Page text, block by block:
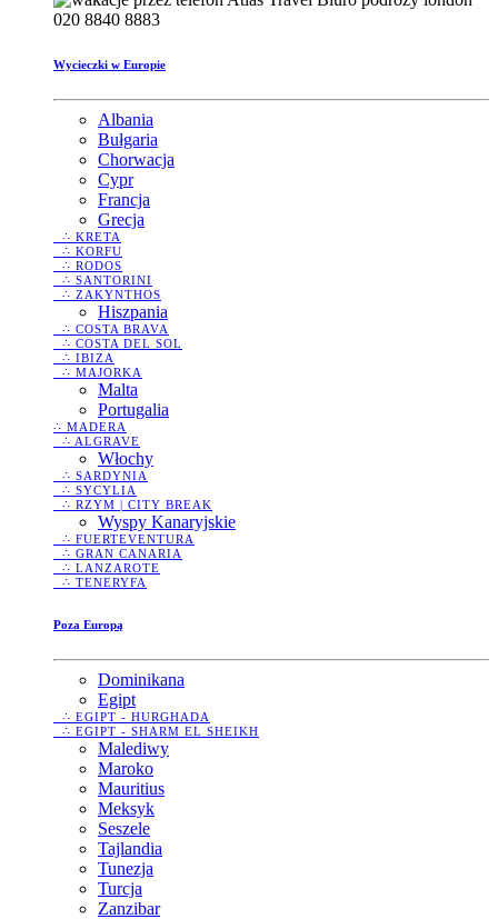
020 8840 8883
Wycieczki w Europie
Albania
Bułgaria
Chorwacja
Cypr
Francja
Grecja
∴ KRETA
∴ KORFU
∴ RODOS
∴ SANTORINI
∴ ZAKYNTHOS
Hiszpania
∴ COSTA BRAVA
∴ COSTA DEL SOL
∴ IBIZA
∴ MAJORKA
Malta
Portugalia
∴ MADERA
∴ ALGRAVE
Włochy
∴ SARDYNIA
∴ SYCYLIA
∴ RZYM | CITY BREAK
Wyspy Kanaryjskie
∴ FUERTEVENTURA
∴ GRAN CANARIA
∴ LANZAROTE
∴ TENERYFA
Poza Europą
Dominikana
Egipt
∴ EGIPT - HURGHADA
∴ EGIPT - SHARM EL SHEIKH
Malediwy
Maroko
Mauritius
Meksyk
Seszele
Tajlandia
Tunezja
Turcja
Zanzibar